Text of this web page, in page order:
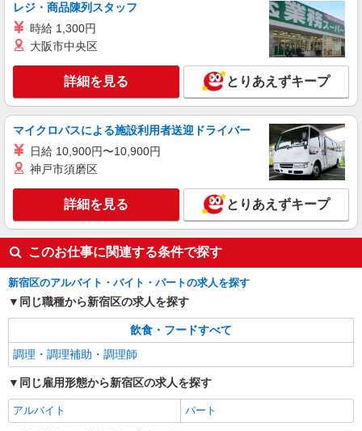
アルバイト パート
ケンタッキーフライドチキン 早稲田駅前店
カウンター・キッチンスタッフ ＜優先募集日
時＞平日（月〜金） 9:00〜14:00
時給1300円
東京都新宿区馬場下町6-5
キープ 詳細を見る
アルバイト パート
ケンタッキーフライドチキン ヨークフーズ新宿富久店
カウンター・キッチンスタッフ ＜優先募集日
時＞平日（月〜金） 9:00〜14:00
時給1350円 ＜高校生＞時給1300円
東京都新宿区富久町17-2
キープ
レジ・商品陳列スタッフ
時給 1,300円
大阪市中央区
詳細を見る とりあえずキープ
マイクロバスによる施設利用者送迎ドライバー
日給 10,900円〜10,900円
神戸市須磨区
詳細を見る とりあえずキープ
このお仕事に関連する条件で探す
新宿区のアルバイト・バイト・パートの求人を探す
同じ職種から新宿区の求人を探す
飲食・フードすべて
調理・調理補助・調理師
同じ雇用形態から新宿区の求人を探す
アルバイト パート